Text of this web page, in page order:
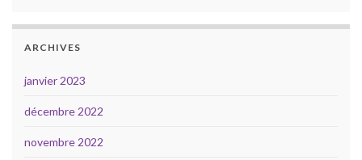
ARCHIVES
janvier 2023
décembre 2022
novembre 2022